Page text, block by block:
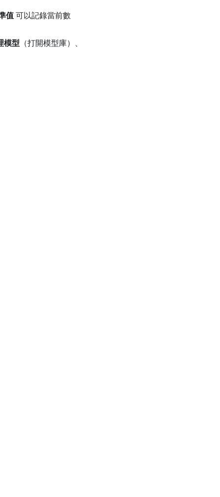
值可以記錄當前數
模型 （打開模型庫）、